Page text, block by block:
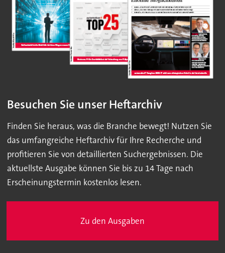
Besuchen Sie unser Heftarchiv
Finden Sie heraus, was die Branche bewegt! Nutzen Sie
das umfangreiche Heftarchiv für Ihre Recherche und
profitieren Sie von detaillierten Suchergebnissen. Die
aktuellste Ausgabe können Sie bis zu 14 Tage nach
Erscheinungstermin kostenlos lesen.
Zu den Ausgaben